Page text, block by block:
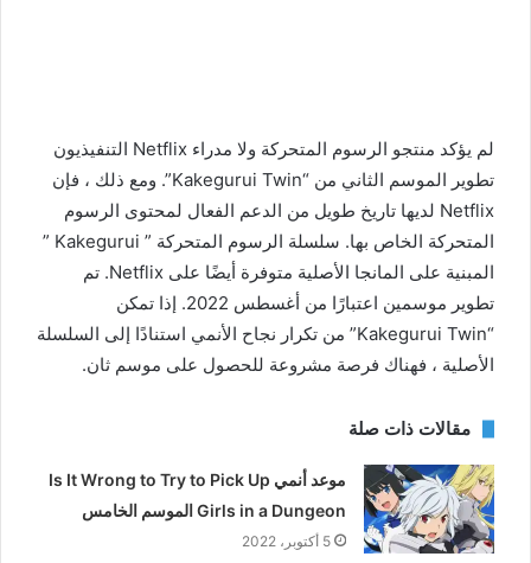
لم يؤكد منتجو الرسوم المتحركة ولا مدراء Netflix التنفيذيون
تطوير الموسم الثاني من “Kakegurui Twin”. ومع ذلك ، فإن
Netflix لديها تاريخ طويل من الدعم الفعال لمحتوى الرسوم
المتحركة الخاص بها. سلسلة الرسوم المتحركة ” Kakegurui ”
المبنية على المانجا الأصلية متوفرة أيضًا على Netflix. تم
تطوير موسمين اعتبارًا من أغسطس 2022. إذا تمكن
“Kakegurui Twin” من تكرار نجاح الأنمي استنادًا إلى السلسلة
الأصلية ، فهناك فرصة مشروعة للحصول على موسم ثان.
مقالات ذات صلة
موعد أنمي Is It Wrong to Try to Pick Up
Girls in a Dungeon الموسم الخامس
5 أكتوبر، 2022